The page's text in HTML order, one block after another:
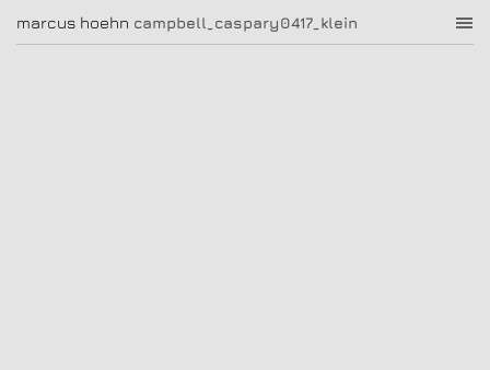
campbell_caspary0417_klein
marcus hoehn marcus hoehn
|